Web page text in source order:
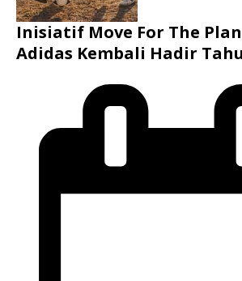
Inisiatif Move For The
Adidas Kembali Hadir